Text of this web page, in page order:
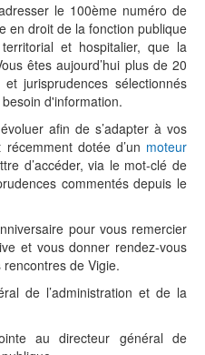
le 100ème numéro de
en droit de la fonction publique
et hospitalier, que la
êtes aujourd’hui plus de 20
jurisprudences sélectionnés
d'information.
afin de s’adapter à vos
dotée d’un moteur
d’accéder, via le mot-clé de
commentés depuis le
pour vous remercier
et vous donner rendez-vous
de Vigie.
de l’administration et de la
au directeur général de